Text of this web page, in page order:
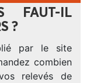
FAUT-IL
?
par le site
combien
relevés de